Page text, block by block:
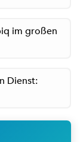
im großen
Dienst: